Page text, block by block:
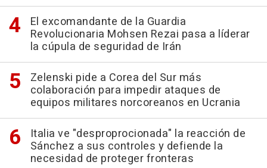
El excomandante de la Guardia
Revolucionaria Mohsen Rezai pasa a líderar
la cúpula de seguridad de Irán
Zelenski pide a Corea del Sur más
colaboración para impedir ataques de
equipos militares norcoreanos en Ucrania
Italia ve "desproprocionada" la reacción de
Sánchez a sus controles y defiende la
necesidad de proteger fronteras